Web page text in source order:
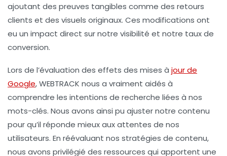
ajoutant des preuves tangibles comme des retours
clients et des visuels originaux. Ces modifications ont
eu un impact direct sur notre visibilité et notre taux de
conversion.
Lors de l’évaluation des effets des mises à jour de
Google,WEBTRACK nous a vraiment aidés à
comprendre les intentions de recherche liées à nos
mots-clés. Nous avons ainsi pu ajuster notre contenu
pour qu’il réponde mieux aux attentes de nos
utilisateurs. En réévaluant nos stratégies de contenu,
nous avons privilégié des ressources qui apportent une